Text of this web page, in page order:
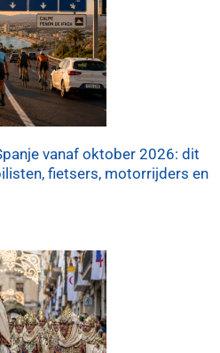
vanaf oktober 2026: dit
fietsers, motorrijders en